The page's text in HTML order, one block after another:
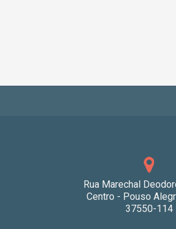
Rua Marechal
Centro - Pouso
37550-114